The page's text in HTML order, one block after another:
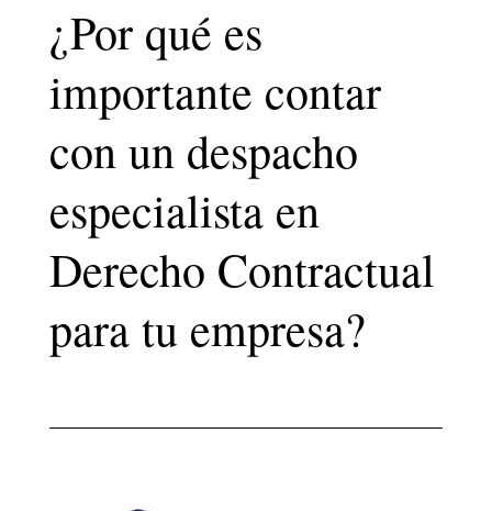
¿Por qué es
importante contar
con un despacho
especialista en
Derecho Contractual
para tu empresa?